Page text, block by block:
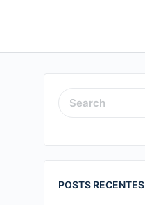
SEARCH
FOR:
POSTS RECENTES